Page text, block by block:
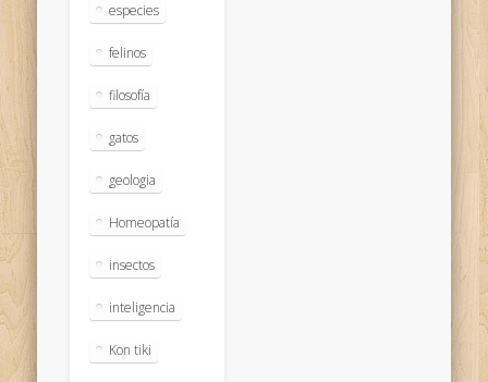
especies
felinos
filosofía
gatos
geologia
Homeopatía
insectos
inteligencia
Kon tiki